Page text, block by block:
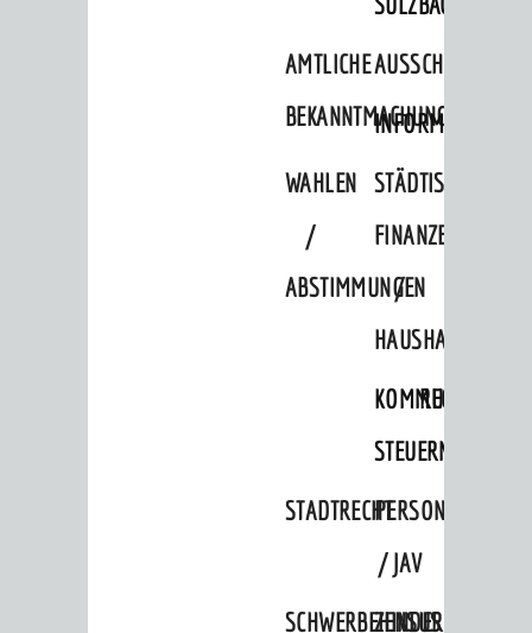
AMTLICHE
BEKANNTMACHUNGEN
WAHLEN
/
ABSTIMMUNGEN
STÄDTISCHE
FINANZEN
/
HAUSHALT
KOMMUNALE
STEUERN
STADTRECHTPERSONALRAT
/ JAV
ZENSUS